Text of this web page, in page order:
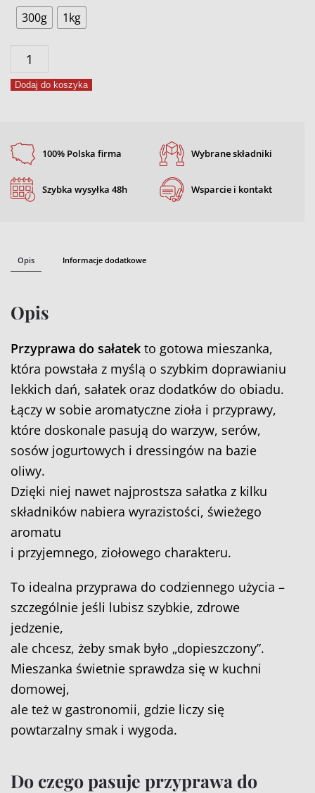
300g 1kg
ilość
Przyprawa
do
Dodaj do koszyka
100% Polska firma
Szybka wysyłka 48h
Wybrane składniki
Wsparcie i kontakt
Opis Informacje dodatkowe
Opis
Przyprawa do sałatek to gotowa mieszanka,
która powstała z myślą o szybkim doprawianiu
lekkich dań, sałatek oraz dodatków do obiadu.
Łączy w sobie aromatyczne zioła i przyprawy,
które doskonale pasują do warzyw, serów,
sosów jogurtowych i dressingów na bazie
oliwy.
Dzięki niej nawet najprostsza sałatka z kilku
składników nabiera wyrazistości, świeżego
aromatu
i przyjemnego, ziołowego charakteru.
To idealna przyprawa do codziennego użycia –
szczególnie jeśli lubisz szybkie, zdrowe
jedzenie,
ale chcesz, żeby smak było „dopieszczony”.
Mieszanka świetnie sprawdza się w kuchni
domowej,
ale też w gastronomii, gdzie liczy się
powtarzalny smak i wygoda.
Do czego pasuje przyprawa do